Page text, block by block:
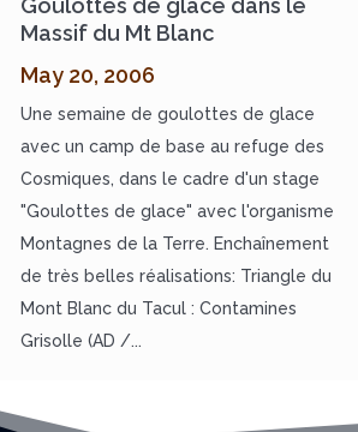
Goulottes de glace dans le
Massif du Mt Blanc
May 20, 2006
Une semaine de goulottes de glace
avec un camp de base au refuge des
Cosmiques, dans le cadre d'un stage
"Goulottes de glace" avec l'organisme
Montagnes de la Terre. Enchaînement
de très belles réalisations: Triangle du
Mont Blanc du Tacul : Contamines
Grisolle (AD /...